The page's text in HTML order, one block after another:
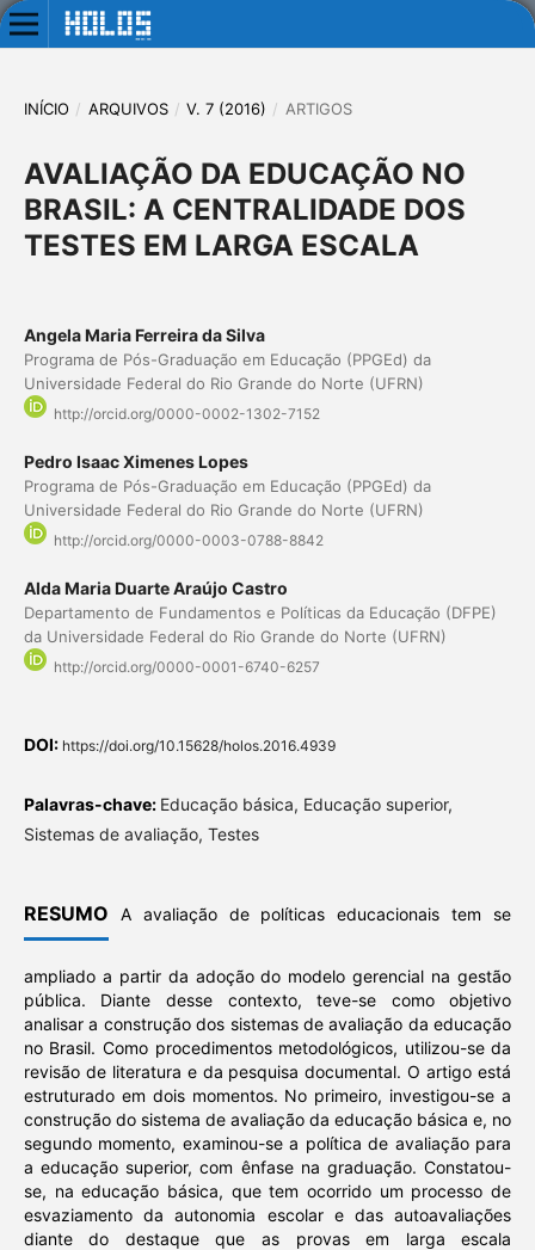
INÍCIO / ARQUIVOS / V. 7 (2016) / ARTIGOS
AVALIAÇÃO DA EDUCAÇÃO NO
BRASIL: A CENTRALIDADE DOS
TESTES EM LARGA ESCALA
Angela Maria Ferreira da Silva
Programa de Pós-Graduação em Educação (PPGEd) da
Universidade Federal do Rio Grande do Norte (UFRN)
http://orcid.org/0000-0002-1302-7152
Pedro Isaac Ximenes Lopes
Programa de Pós-Graduação em Educação (PPGEd) da
Universidade Federal do Rio Grande do Norte (UFRN)
http://orcid.org/0000-0003-0788-8842
Alda Maria Duarte Araújo Castro
Departamento de Fundamentos e Políticas da Educação (DFPE)
da Universidade Federal do Rio Grande do Norte (UFRN)
http://orcid.org/0000-0001-6740-6257
DOI: https://doi.org/10.15628/holos.2016.4939
Palavras-chave: Educação básica, Educação superior,
Sistemas de avaliação, Testes
RESUMO A avaliação de políticas educacionais tem se
ampliado a partir da adoção do modelo gerencial na gestão
pública. Diante desse contexto, teve-se como objetivo
analisar a construção dos sistemas de avaliação da educação
no Brasil. Como procedimentos metodológicos, utilizou-se da
revisão de literatura e da pesquisa documental. O artigo está
estruturado em dois momentos. No primeiro, investigou-se a
construção do sistema de avaliação da educação básica e, no
segundo momento, examinou-se a política de avaliação para
a educação superior, com ênfase na graduação. Constatou-
se, na educação básica, que tem ocorrido um processo de
esvaziamento da autonomia escolar e das autoavaliações
diante do destaque que as provas em larga escala